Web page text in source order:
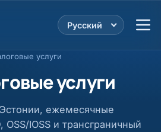
Русский
услуги
услуги
ежемесячные
OSS/IOSS и трансграничный